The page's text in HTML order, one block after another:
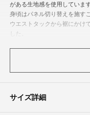
がある生地感を使用しています
身頃はパネル切り替えを施す
ウエストタックから裾にかけ
した。
リーの合わせ次第で様々な
鮮やかな色展開が目を惹くカ
体型カバーポイント
サイズ詳細